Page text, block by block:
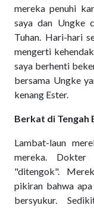
mereka penuhi
saya dan Ungke
Tuhan. Hari-hari
mengerti
saya berhenti
bersama Ungke
kenang Ester.
Berkat di Tengah
Lambat-laun
mereka.
"ditengok".
pikiran bahwa
bersyukur.